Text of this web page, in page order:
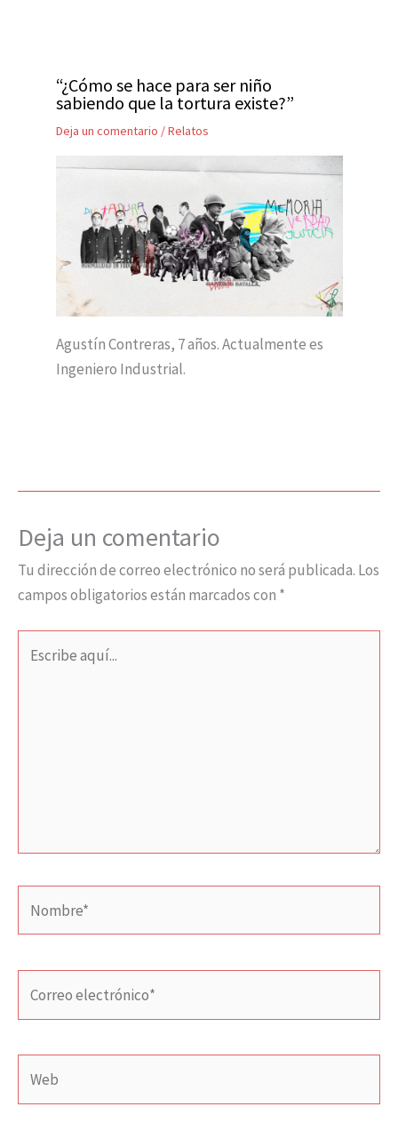
“¿Cómo se hace para ser niño
sabiendo que la tortura existe?”
Deja un comentario /Relatos
Agustín Contreras, 7 años. Actualmente es
Ingeniero Industrial.
Deja un comentario
Tu dirección de correo electrónico no será publicada. Los
campos obligatorios están marcados con *
aquí...
electrónico*